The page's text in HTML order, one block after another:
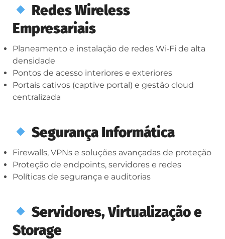
Redes Wireless
Empresariais
Planeamento e instalação de redes Wi‑Fi de alta
densidade
Pontos de acesso interiores e exteriores
Portais cativos (captive portal) e gestão cloud
centralizada
Segurança Informática
Firewalls, VPNs e soluções avançadas de proteção
Proteção de endpoints, servidores e redes
Políticas de segurança e auditorias
Servidores, Virtualização e
Storage